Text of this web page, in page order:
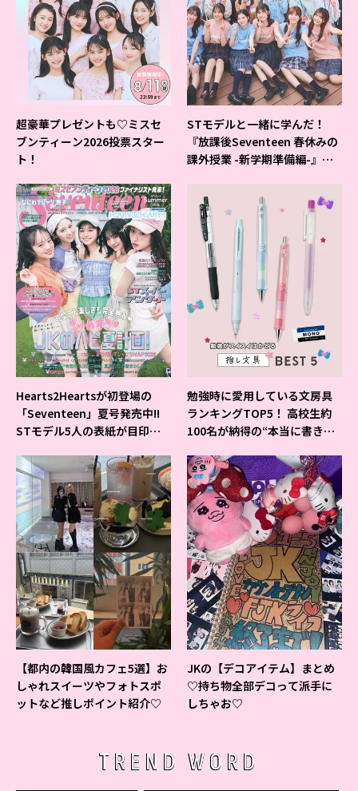
超豪華プレゼントも♡ミスセ
ブンティーン2026投票スター
ト！
STモデルと一緒に学んだ！
『放課後Seventeen 春休みの
課外授業 -新学期準備編-』イ
Hearts2Heartsが初登場の
「Seventeen」夏号発売中!!
STモデル5人の表紙が目印だ
勉強時に愛用している文房具
ランキングTOP5！ 高校生約
100名が納得の“本当に書きや
【都内の韓国風カフェ5選】お
しゃれスイーツやフォトスポ
ットなど推しポイント紹介♡
JKの【デコアイテム】まとめ
♡持ち物全部デコって派手に
しちゃお♡
TREND WORD